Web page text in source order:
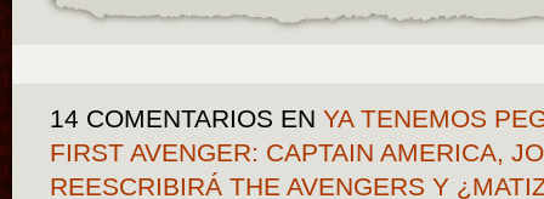
14 COMENTARIOS EN YA TENEMOS
FIRST AVENGER: CAPTAIN AMERICA,
REESCRIBIRÁ THE AVENGERS Y